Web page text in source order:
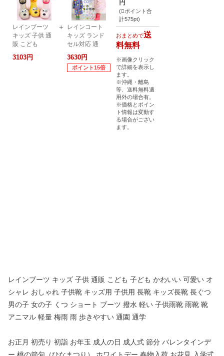
レインブーツ キッズ 子供 通販 こども 子ども かわいい 可愛い オ
シャレ おしゃれ 子供靴 キッズ用 子供用 長靴 キッズ長靴 長ぐつ
男の子 女の子 くつ ショート ブーツ 撥水 軽い 子供雨靴 雨靴 靴
アニマル 軽量 梅雨 雨 歩きやすい 通園 通学
お正月 初売り 初詣 お年玉 成人の日 成人式 節分 バレンタインデ